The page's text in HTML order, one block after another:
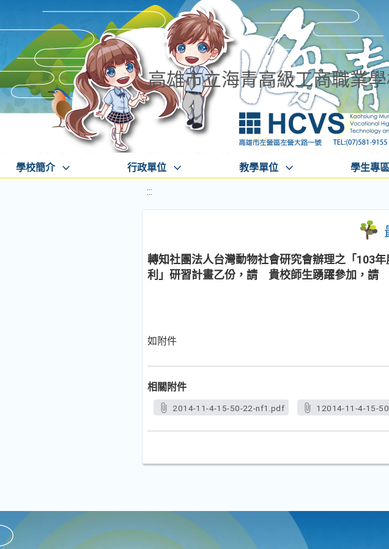
高雄市立海青高級工商職業
學校簡介 行政單位 教學單位 學生專區
:::
轉知社團法人台灣動物社會研究會辦理之「103
利」研習計畫乙份，請 貴校師生踴躍參加，請
如附件
相關附件
2014-11-4-15-50-22-nf1.pdf 12014-11-4-15-